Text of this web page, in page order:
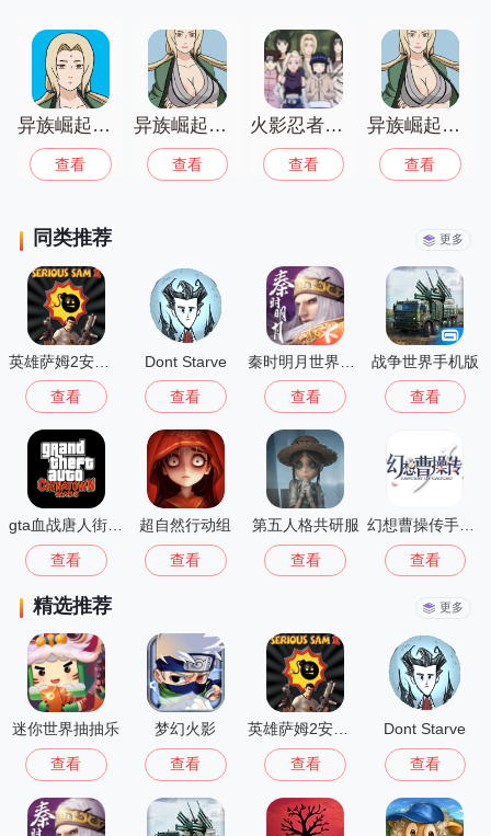
异族崛起第三章
查看
异族崛起免费最新版
查看
火影忍者异族崛起
查看
异族崛起最新版
查看
同类推荐 更多
查看
Dont Starve
查看 查看
战争世界手机版
查看
查看
超自然行动组
查看
第五人格共研服
查看 查看
精选推荐 更多
迷你世界抽抽乐
查看
梦幻火影
查看 查看
Dont Starve
查看